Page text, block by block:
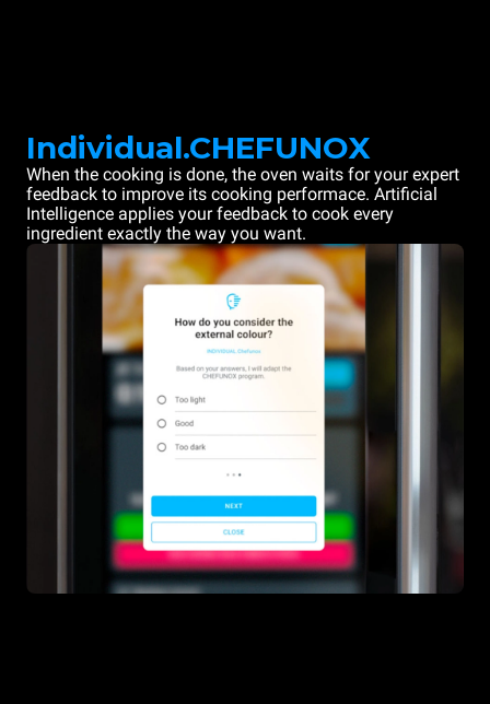
Individual.CHEFUNOX
When the cooking is done, the oven waits for your expert
feedback to improve its cooking performace. Artificial
Intelligence applies your feedback to cook every
ingredient exactly the way you want.